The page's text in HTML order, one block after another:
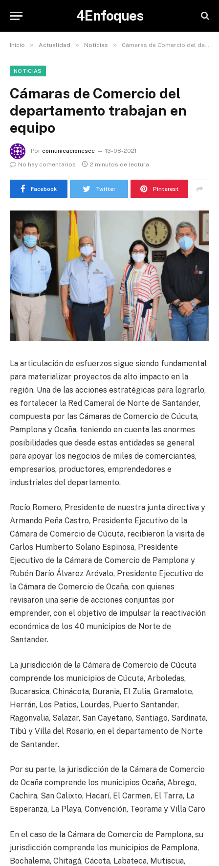
4Enfoques
Inicio » Actualidad » Noticias » Cámaras de Comercio del departamento trabajan en equipo
NOTICIAS
Cámaras de Comercio del
departamento trabajan en
equipo
Por comunicacionescc
13-08-2021
No hay comentarios
2 minutos de lectura
Facebook Twitter Pinterest
La articulación de esfuerzos sigue siendo fundamental
para materializar proyectos de alto impacto en la
región. Una de las acciones estratégicas para lograrlo,
es fortalecer la Red Cameral de Norte de Santander,
compuesta por las Cámaras de Comercio de Cúcuta,
Pamplona y Ocaña, teniendo en cuenta las enormes
posibilidades que desde estas entidades se general
para apoyar los negocios de miles de comerciantes,
empresarios, productores, emprendedores e
industriales del departamento.
Rocío Romero, Presidente de nuestra junta directiva y
Armando Peña Castro, Presidente Ejecutivo de la
Cámara de Comercio de Cúcuta, recibieron la visita de
Carlos Humberto Solano Espinosa, Presidente
Ejecutivo de la Cámara de Comercio de Pamplona y
Rubén Darío Álvarez Arévalo, Presidente Ejecutivo de
la Cámara de Comercio de Ocaña, con quienes
revisaron una serie de acciones conjuntas por
emprender, con el objetivo de impulsar la reactivación
económica de los 40 municipios de Norte de
Santander.
La jurisdicción de la Cámara de Comercio de Cúcuta
comprende los municipios de Cúcuta, Arboledas,
Bucarasica, Chinácota, Durania, El Zulia, Gramalote,
Herrán, Los Patios, Lourdes, Puerto Santander,
Ragonvalia, Salazar, San Cayetano, Santiago, Sardinata,
Tibú y Villa del Rosario, en el departamento de Norte
de Santander.
Por su parte, la jurisdicción de la Cámara de Comercio
de Ocaña comprende los municipios Ocaña, Abrego,
Cachira, San Calixto, Hacarí, El Carmen, El Tarra, La
Esperanza, La Playa, Convención, Teorama y Villa Caro
En el caso de la Cámara de Comercio de Pamplona, su
jurisdicción comprende los municipios de Pamplona,
Bochalema, Chitagá, Cácota, Labateca, Mutiscua,